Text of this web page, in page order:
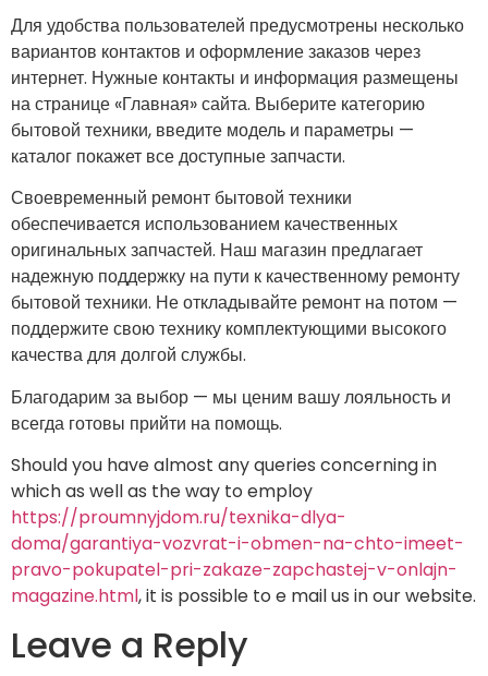
Для удобства пользователей предусмотрены несколько
вариантов контактов и оформление заказов через
интернет. Нужные контакты и информация размещены
на странице «Главная» сайта. Выберите категорию
бытовой техники, введите модель и параметры —
каталог покажет все доступные запчасти.
Своевременный ремонт бытовой техники
обеспечивается использованием качественных
оригинальных запчастей. Наш магазин предлагает
надежную поддержку на пути к качественному ремонту
бытовой техники. Не откладывайте ремонт на потом —
поддержите свою технику комплектующими высокого
качества для долгой службы.
Благодарим за выбор — мы ценим вашу лояльность и
всегда готовы прийти на помощь.
Should you have almost any queries concerning in
which as well as the way to employ
https://proumnyjdom.ru/texnika-dlya-
doma/garantiya-vozvrat-i-obmen-na-chto-imeet-
pravo-pokupatel-pri-zakaze-zapchastej-v-onlajn-
magazine.html, it is possible to e mail us in our website.
Leave a Reply